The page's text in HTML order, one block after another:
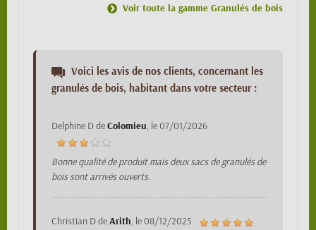
Voir toute la gamme Granulés de bois
Voici les avis de nos clients, concernant les
granulés de bois, habitant dans votre secteur :
Delphine DdeColomieu, le07/01/2026
Bonne qualité de produit mais deux sacs de granulés de
bois sont arrivés ouverts.
Christian DdeArith, le08/12/2025